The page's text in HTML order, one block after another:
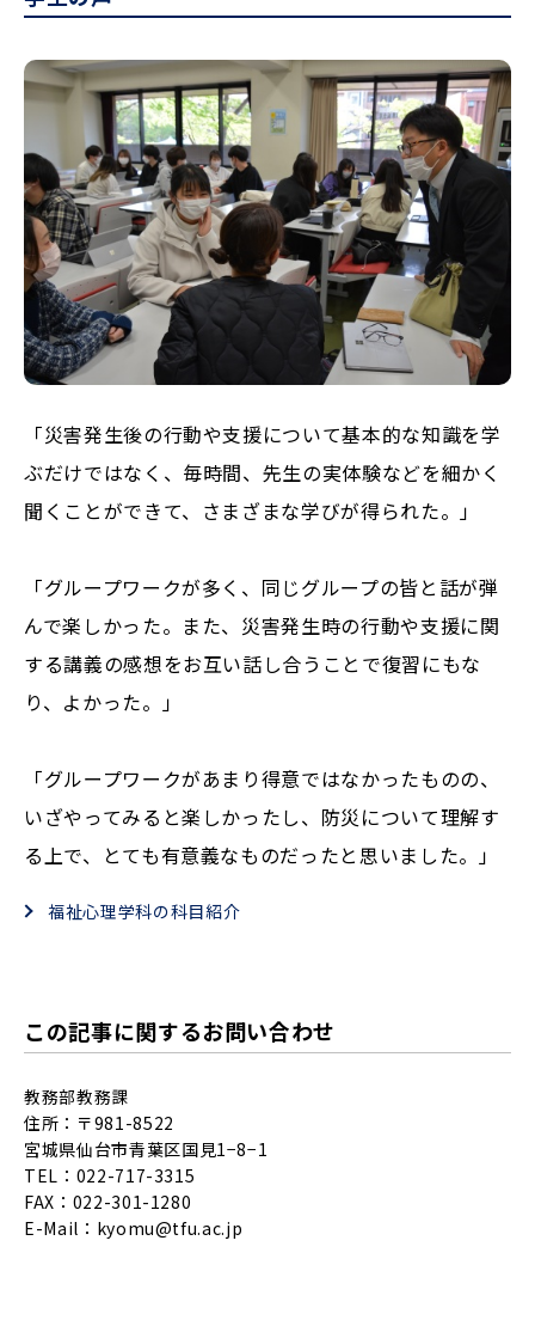
「災害発生後の行動や支援について基本的な知識を学
ぶだけではなく、毎時間、先生の実体験などを細かく
聞くことができて、さまざまな学びが得られた。」
「グループワークが多く、同じグループの皆と話が弾
んで楽しかった。また、災害発生時の行動や支援に関
する講義の感想をお互い話し合うことで復習にもな
り、よかった。」
「グループワークがあまり得意ではなかったものの、
いざやってみると楽しかったし、防災について理解す
る上で、とても有意義なものだったと思いました。」
福祉心理学科の科目紹介
この記事に関するお問い合わせ
教務部教務課
住所：〒981-8522
宮城県仙台市青葉区国見1−8−1
TEL：022-717-3315
FAX：022-301-1280
E-Mail： kyomu@tfu.ac.jp